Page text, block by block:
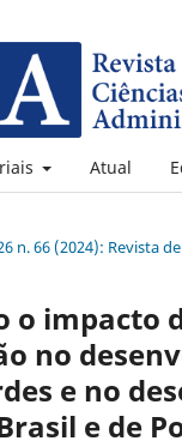
Atual
n. 66 (2024): Revista
impacto
no
e no
e de